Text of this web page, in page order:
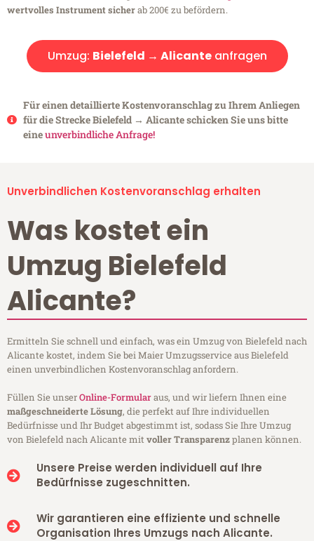
wertvolles Instrument sicherab 200€ zu befördern.
Umzug: Bielefeld → Alicanteanfragen
Für einen detaillierte Kostenvoranschlag zu Ihrem Anliegen
für die Strecke Bielefeld → Alicante schicken Sie uns bitte
eineunverbindliche Anfrage!
Unverbindlichen Kostenvoranschlag erhalten
Was kostet ein
Umzug Bielefeld
Alicante?
Ermitteln Sie schnell und einfach, was ein Umzug von Bielefeld nach
Alicante kostet, indem Sie bei Maier Umzugsservice aus Bielefeld
einen unverbindlichen Kostenvoranschlag anfordern.
Füllen Sie unserOnline-Formularaus, und wir liefern Ihnen eine
maßgeschneiderte Lösung, die perfekt auf Ihre individuellen
Bedürfnisse und Ihr Budget abgestimmt ist, sodass Sie Ihre Umzug
von Bielefeld nach Alicante mitvoller Transparenzplanen können.
Unsere Preise werden individuell auf Ihre
Bedürfnisse zugeschnitten.
Wir garantieren eine effiziente und schnelle
Organisation Ihres Umzugs nach Alicante.